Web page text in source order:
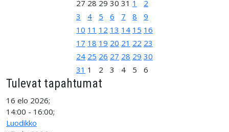
27 28 29 30 31 1
2
3
4 5 6 7 8
9
10 11 12 13 14 15 16
17 18 19 20 21 22 23
24 25 26 27 28 29 30
31 1 2 3 4 5 6
Tulevat tapahtumat
16 elo 2026;
14:00 - 16:00;
Luodikko